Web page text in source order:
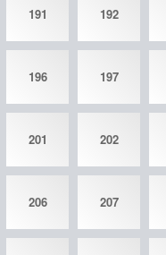
191 192
196 197
201 202
206 207